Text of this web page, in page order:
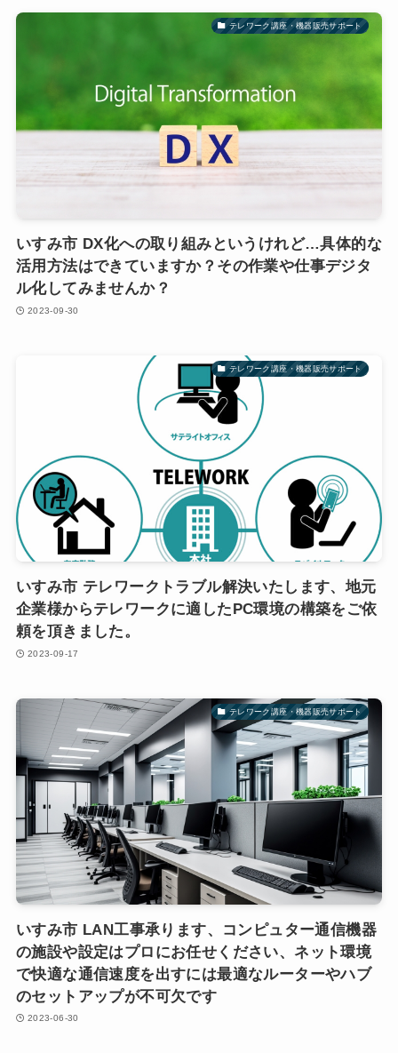
テレワーク講座・機器販売サポート
いすみ市 DX化への取り組みというけれど…具体的な
活用方法はできていますか？その作業や仕事デジタ
ル化してみませんか？
2023-09-30
テレワーク講座・機器販売サポート
いすみ市 テレワークトラブル解決いたします、地元
企業様からテレワークに適したPC環境の構築をご依
頼を頂きました。
2023-09-17
テレワーク講座・機器販売サポート
いすみ市 LAN工事承ります、コンピュター通信機器
の施設や設定はプロにお任せください、ネット環境
で快適な通信速度を出すには最適なルーターやハブ
のセットアップが不可欠です
2023-06-30